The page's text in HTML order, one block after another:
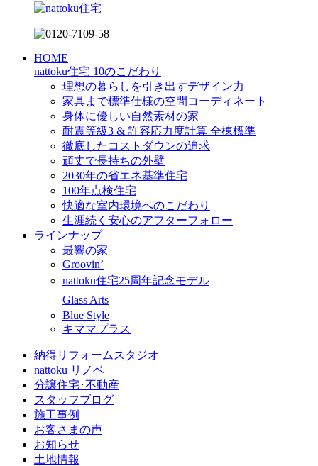
HOME
nattoku住宅 10のこだわり
理想の暮らしを引き出すデザイン力
家具まで標準仕様の空間コーディネート
身体に優しい自然素材の家
耐震等級3 & 許容応力度計算 全棟標準
徹底したコストダウンの追求
頑丈で長持ちの外壁
2030年の省エネ基準住宅
100年点検住宅
快適な室内環境へのこだわり
生涯続く安心のアフターフォロー
ラインナップ
最響の家
Groovin’
nattoku住宅25周年記念モデル
Glass Arts
Blue Style
キママプラス
納得リフォームスタジオ
nattoku リノベ
分譲住宅･不動産
スタッフブログ
施工事例
お客さまの声
お知らせ
土地情報